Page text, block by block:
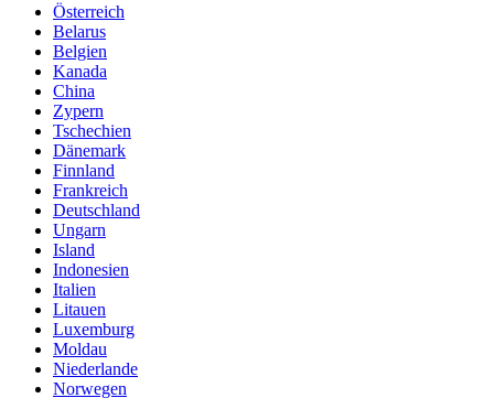
Österreich
Belarus
Belgien
Kanada
China
Zypern
Tschechien
Dänemark
Finnland
Frankreich
Deutschland
Ungarn
Island
Indonesien
Italien
Litauen
Luxemburg
Moldau
Niederlande
Norwegen